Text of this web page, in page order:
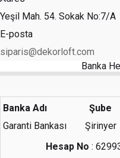
Yeşil Mah. 54. Sokak No:7/A
E-posta
siparis@dekorloft.com
Banka
Banka Adı
Garanti Bankası
Şube
Şirinyer
Hesap No :